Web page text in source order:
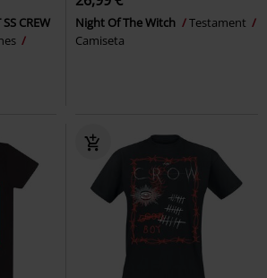
CREW
Night Of The Witch
Testament
Camiseta